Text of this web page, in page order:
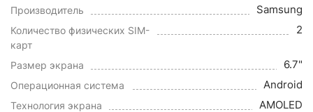
Производитель Samsung
Количество физических SIM-
карт
2
Размер экрана 6.7"
Операционная система Android
Технология экрана AMOLED